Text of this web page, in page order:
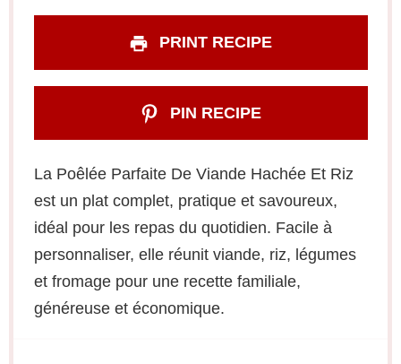
PRINT RECIPE
PIN RECIPE
La Poêlée Parfaite De Viande Hachée Et Riz
est un plat complet, pratique et savoureux,
idéal pour les repas du quotidien. Facile à
personnaliser, elle réunit viande, riz, légumes
et fromage pour une recette familiale,
généreuse et économique.